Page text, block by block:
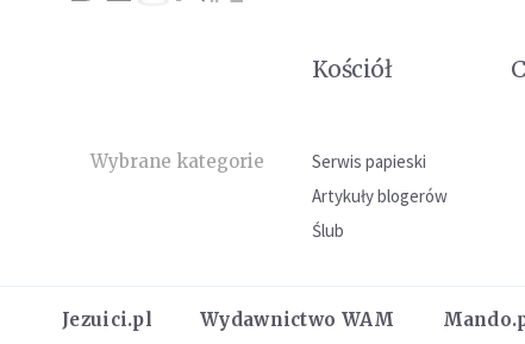
Kościół
Wybrane kategorie Serwis papieski
Artykuły blogerów
Ślub
Jezuici.pl Wydawnictwo WAM